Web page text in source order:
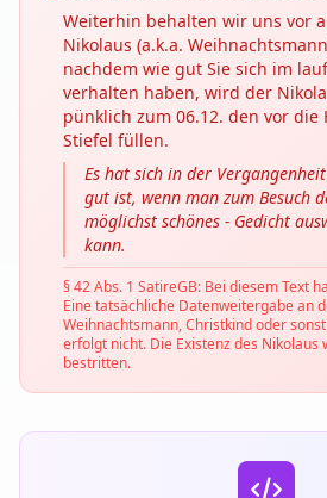
Weiterhin behalten wir uns vor
Nikolaus (a.k.a.
nachdem wie gut Sie sich im
verhalten haben, wird der
pünklich zum 06.12. den vor die
Stiefel füllen.
Es hat sich in der
gut ist, wenn man zum Besuch
möglichst schönes - Gedicht
kann.
§ 42 Abs. 1 SatireGB: Bei diesem Text
Eine tatsächliche Datenweitergabe an
Weihnachtsmann, Christkind oder
erfolgt nicht. Die Existenz des
bestritten.